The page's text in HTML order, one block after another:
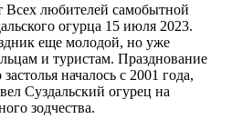
Всех любителей самобытной
огурца 15 июля 2023.
еще молодой, но уже
и туристам. Празднование
началось с 2001 года,
Суздальский огурец на
зодчества.